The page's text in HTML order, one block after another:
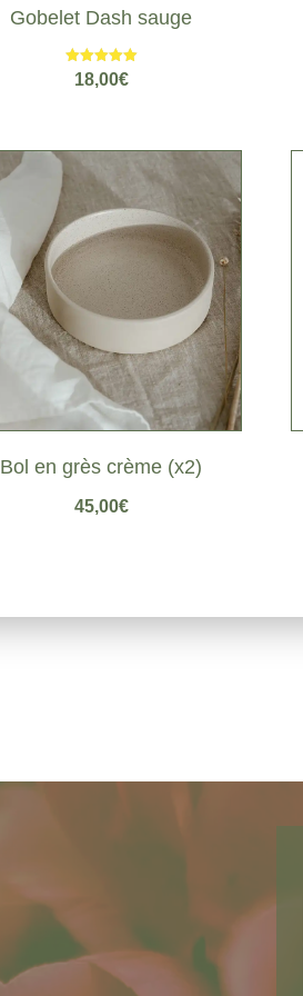
Gobelet Dash sauge
Note
5.00
18,00€
Bol en grès crème (x2)
45,00€